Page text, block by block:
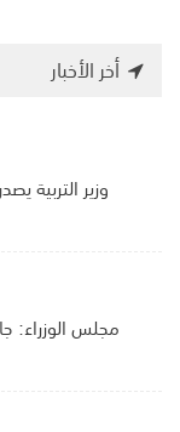
أخر الأخبار
وزير التربية
مجلس الوزراء: